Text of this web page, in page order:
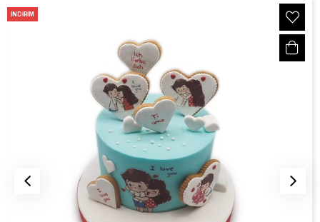
İNDIRIM